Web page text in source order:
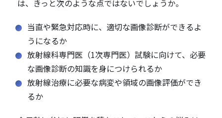
は、きっと次のような点ではないでしょうか。
当直や緊急対応時に、適切な画像診断ができるよ
うになるか
放射線科専門医（1次専門医）試験に向けて、必要
な画像診断の知識を身につけられるか
放射線治療に必要な病変や領域の画像評価ができ
るか